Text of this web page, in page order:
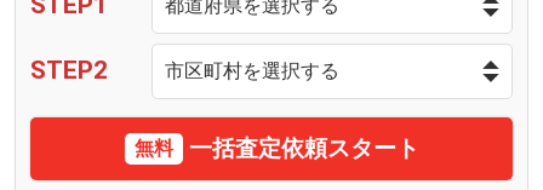
STEP2
無料 一括査定依頼スタート